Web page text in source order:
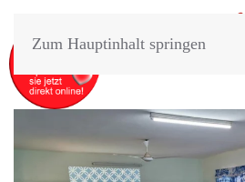
Zum Hauptinhalt springen